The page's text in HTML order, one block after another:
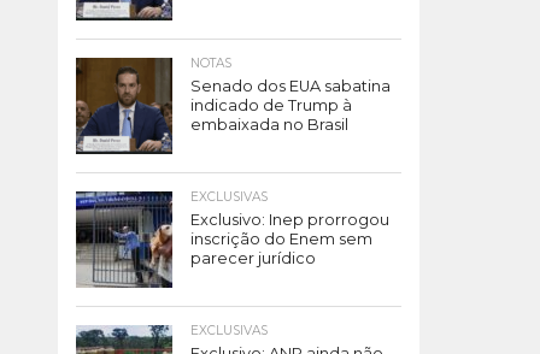
NOTAS
Senado dos EUA sabatina
indicado de Trump à
embaixada no Brasil
EXCLUSIVAS
Exclusivo: Inep prorrogou
inscrição do Enem sem
parecer jurídico
EXCLUSIVAS